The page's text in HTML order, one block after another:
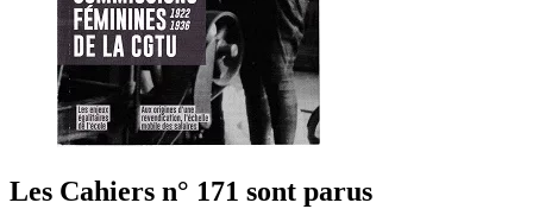
Les Cahiers n° 171 sont parus